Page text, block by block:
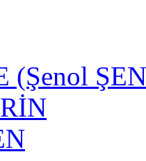
(Şenol